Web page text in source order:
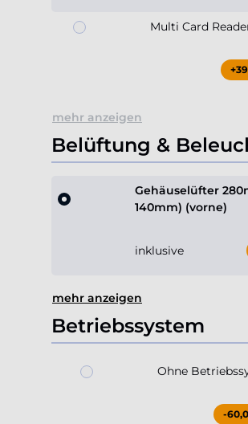
Multi Card
mehr anzeigen
Belüftung &
Gehäuselüfter
140mm) (vorne)
inklusive
mehr anzeigen
Betriebssystem
Ohne
-